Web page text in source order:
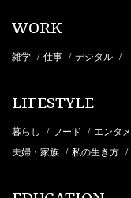
WORK
雑学 / 仕事 / デジタル /
LIFESTYLE
暮らし / フード / エンタメ
夫婦・家族 / 私の生き方 /